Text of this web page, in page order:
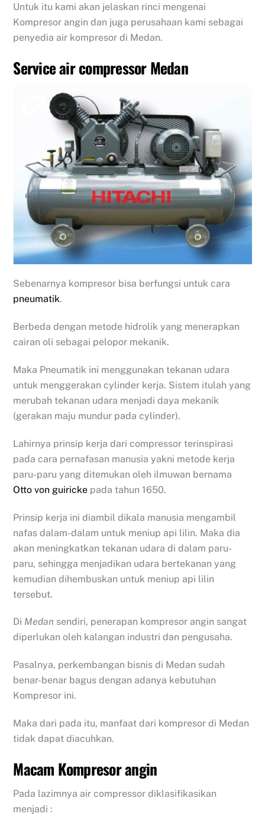
Untuk itu kami akan jelaskan rinci mengenai
Kompresor angin dan juga perusahaan kami sebagai
penyedia air kompresor di Medan.
Service air compressor Medan
Sebenarnya kompresor bisa berfungsi untuk cara
pneumatik.
Berbeda dengan metode hidrolik yang menerapkan
cairan oli sebagai pelopor mekanik.
Maka Pneumatik ini menggunakan tekanan udara
untuk menggerakan cylinder kerja. Sistem itulah yang
merubah tekanan udara menjadi daya mekanik
(gerakan maju mundur pada cylinder).
Lahirnya prinsip kerja dari compressor terinspirasi
pada cara pernafasan manusia yakni metode kerja
paru-paru yang ditemukan oleh ilmuwan bernama
Otto von guiricke pada tahun 1650.
Prinsip kerja ini diambil dikala manusia mengambil
nafas dalam-dalam untuk meniup api lilin. Maka dia
akan meningkatkan tekanan udara di dalam paru-
paru, sehingga menjadikan udara bertekanan yang
kemudian dihembuskan untuk meniup api lilin
tersebut.
Di Medan sendiri, penerapan kompresor angin sangat
diperlukan oleh kalangan industri dan pengusaha.
Pasalnya, perkembangan bisnis di Medan sudah
benar-benar bagus dengan adanya kebutuhan
Kompresor ini.
Maka dari pada itu, manfaat dari kompresor di Medan
tidak dapat diacuhkan.
Macam Kompresor angin
Pada lazimnya air compressor diklasifikasikan
menjadi :